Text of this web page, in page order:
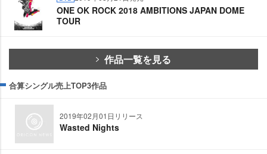
ONE OK ROCK 2018 AMBITIONS JAPAN DOME
TOUR
作品一覧を見る
合算シングル売上TOP3作品
2019年02月01日リリース
Wasted Nights